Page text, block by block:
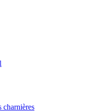
charnières